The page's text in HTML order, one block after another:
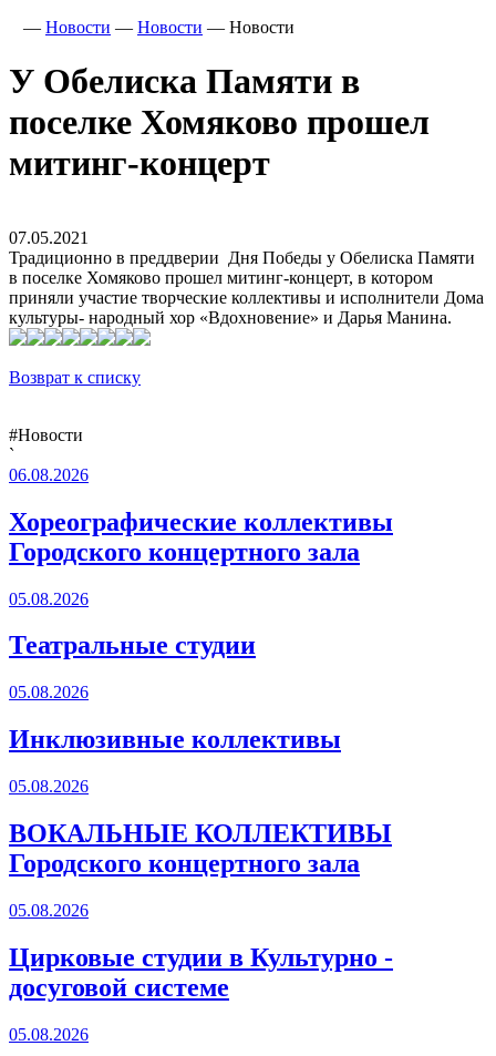
— Новости — Новости — Новости
У Обелиска Памяти в
поселке Хомяково прошел
митинг-концерт
07.05.2021
Традиционно в преддверии Дня Победы у Обелиска Памяти
в поселке Хомяково прошел митинг-концерт, в котором
приняли участие творческие коллективы и исполнители Дома
культуры- народный хор «Вдохновение» и Дарья Манина.
Возврат к списку
#Новости
`
06.08.2026
Хореографические коллективы
Городского концертного зала
05.08.2026
Театральные студии
05.08.2026
Инклюзивные коллективы
05.08.2026
ВОКАЛЬНЫЕ КОЛЛЕКТИВЫ
Городского концертного зала
05.08.2026
Цирковые студии в Культурно -
досуговой системе
05.08.2026